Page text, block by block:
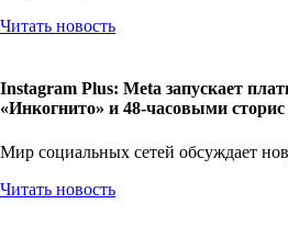
Читать новость
Instagram Plus: Meta запускает
«Инкогнито» и 48-часовыми сторис
Мир социальных сетей обсуждает
Читать новость